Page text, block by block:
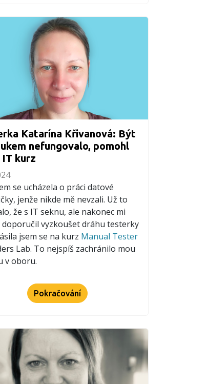
Katarína Křivanová: Být
nefungovalo, pomohl
IT kurz
se ucházela o práci datové
jenže nikde mě nevzali. Už to
že s IT seknu, ale nakonec mi
doporučil vyzkoušet dráhu testerky
jsem se na kurz Manual Tester
Lab. To nejspíš zachránilo mou
v oboru.
Pokračování